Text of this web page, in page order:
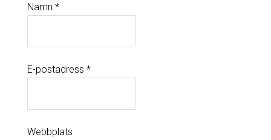
Namn *
E-postadress *
Webbplats